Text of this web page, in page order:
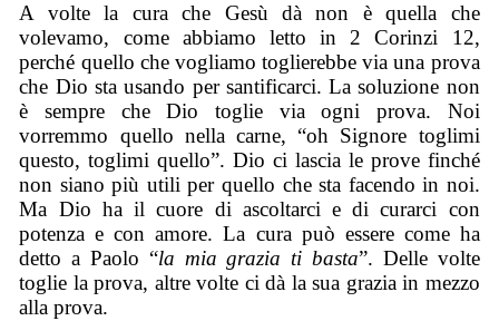
A volte la cura che Gesù dà non è quella che
volevamo, come abbiamo letto in 2 Corinzi 12,
perché quello che vogliamo toglierebbe via una prova
che Dio sta usando per santificarci. La soluzione non
è sempre che Dio toglie via ogni prova. Noi
vorremmo quello nella carne, “oh Signore toglimi
questo, toglimi quello”. Dio ci lascia le prove finché
non siano più utili per quello che sta facendo in noi.
Ma Dio ha il cuore di ascoltarci e di curarci con
potenza e con amore. La cura può essere come ha
detto a Paolo “la mia grazia ti basta”. Delle volte
toglie la prova, altre volte ci dà la sua grazia in mezzo
alla prova.